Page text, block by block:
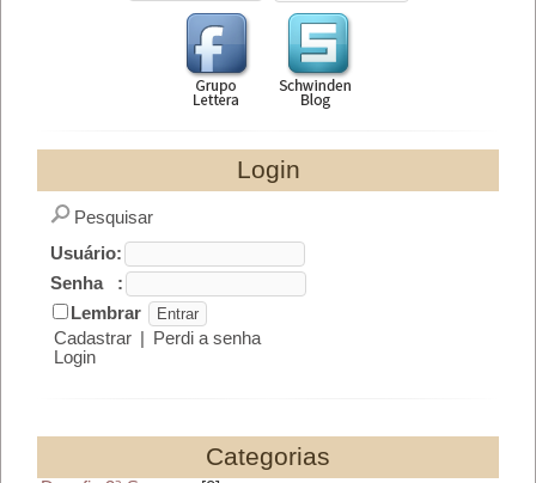
Login
Pesquisar
Usuário:
Senha :
Lembrar
Cadastrar
Perdi a senha
Login
Categorias